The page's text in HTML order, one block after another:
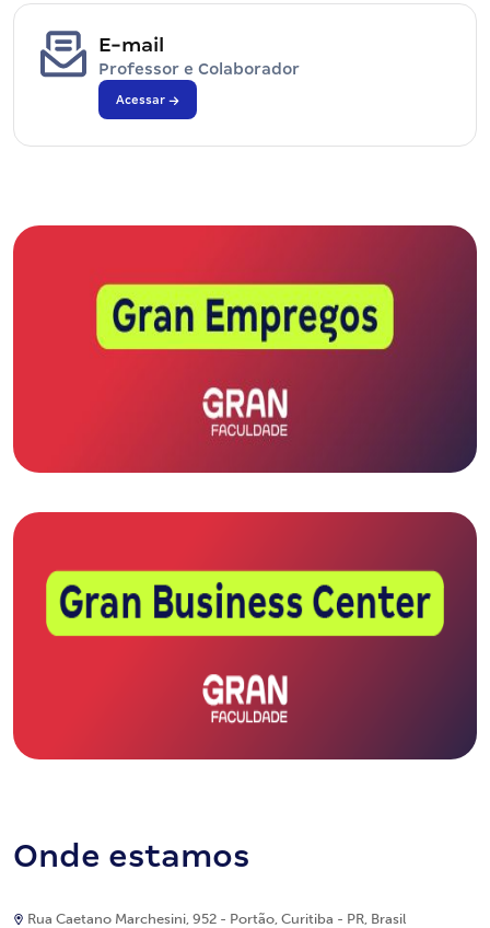
E-mail
Professor e Colaborador
Acessar
Onde estamos
Rua Caetano Marchesini, 952 - Portão, Curitiba - PR, Brasil